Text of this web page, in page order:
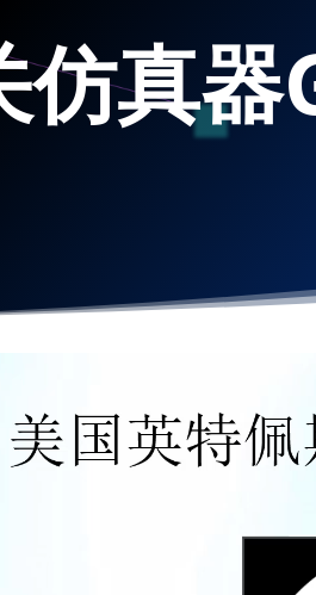
仿真